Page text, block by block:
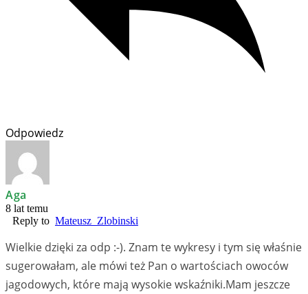
Odpowiedz
Aga
8 lat temu
Reply to Mateusz_Zlobinski
Wielkie dzięki za odp :-). Znam te wykresy i tym się właśnie
sugerowałam, ale mówi też Pan o wartościach owoców
jagodowych, które mają wysokie wskaźniki.Mam jeszcze